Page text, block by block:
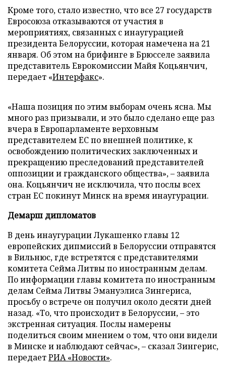
Кроме того, стало известно, что все 27 государств
Евросоюза отказываются от участия в
мероприятиях, связанных с инаугурацией
президента Белоруссии, которая намечена на 21
января. Об этом на брифинге в Брюсселе заявила
представитель Еврокомиссии Майя Коцьянчич,
передает «Интерфакс».
«Наша позиция по этим выборам очень ясна. Мы
много раз призывали, и это было сделано еще раз
вчера в Европарламенте верховным
представителем ЕС по внешней политике, к
освобождению политических заключенных и
прекращению преследований представителей
оппозиции и гражданского общества», – заявила
она. Коцьянчич не исключила, что послы всех
стран ЕС покинут Минск на время инаугурации.
Демарш дипломатов
В день инаугурации Лукашенко главы 12
европейских дипмиссий в Белоруссии отправятся
в Вильнюс, где встретятся с представителями
комитета Сейма Литвы по иностранным делам.
По информации главы комитета по иностранным
делам Сейма Литвы Эмануэлиса Зингериса,
просьбу о встрече он получил около десяти дней
назад. «То, что происходит в Белоруссии, – это
экстренная ситуация. Послы намерены
поделиться своим мнением о том, что они видели
в Минске и наблюдают сейчас», – сказал Зингерис,
передаетРИА «Новости».